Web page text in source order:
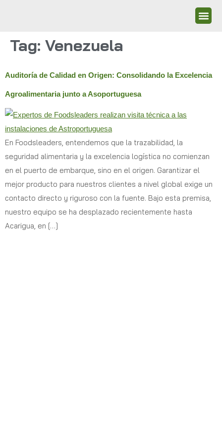
Tag: Venezuela
Auditoría de Calidad en Origen: Consolidando la Excelencia
Agroalimentaria junto a Asoportuguesa
En Foodsleaders, entendemos que la trazabilidad, la
seguridad alimentaria y la excelencia logística no comienzan
en el puerto de embarque, sino en el origen. Garantizar el
mejor producto para nuestros clientes a nivel global exige un
contacto directo y riguroso con la fuente. Bajo esta premisa,
nuestro equipo se ha desplazado recientemente hasta
Acarigua, en […]